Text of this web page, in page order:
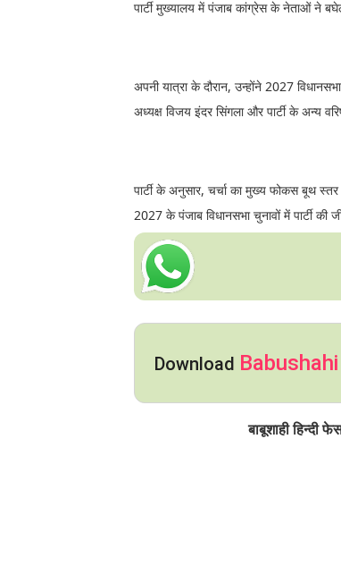
पार्टी मुख्यालय में पंजाब कांग्रेस के नेताओं ने
अपनी यात्रा के दौरान, उन्होंने 2027
अध्यक्ष विजय इंदर सिंगला और पार्टी के अन्य
पार्टी के अनुसार, चर्चा का मुख्य फोकस बूथ
2027 के पंजाब विधानसभा चुनावों में पार्टी की
Download
बाबूशाही हिन्दी